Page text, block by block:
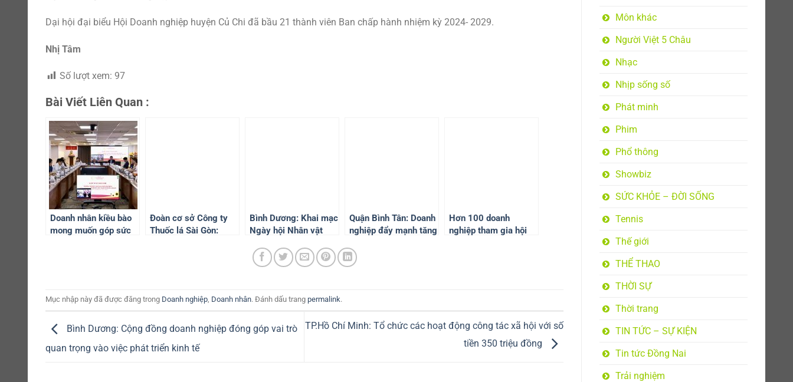
Dại hội đại biểu Hội Doanh nghiệp huyện Củ Chi đã bầu 21 thành viên Ban chấp hành nhiệm kỳ 2024- 2029.
Nhị Tâm
Số lượt xem: 97
Bài Viết Liên Quan :
Doanh nhân kiều bào
mong muốn góp sức
Đoàn cơ sở Công ty
Thuốc lá Sài Gòn:
Bình Dương: Khai mạc
Ngày hội Nhân vật
quyền Việt Nam –
Hàn Quốc năm 2024
Quận Bình Tân: Doanh
nghiệp đẩy mạnh tăng
và hiệu quả
Hơn 100 doanh
nghiệp tham gia hội
Mục nhập này đã được đăng trong Doanh nghiệp Doanh nhân. Đánh dấu trang permalink.
Bình Dương: Cộng đồng doanh nghiệp đóng góp vai trò
quan trọng vào việc phát triển kinh tế
TP.Hồ Chí Minh: Tổ chức các hoạt động công tác xã hội với số
tiền 350 triệu đồng
Môn khác
Người Việt 5 Châu
Nhạc
Nhịp sống số
Phát minh
Phim
Phổ thông
Showbiz
SỨC KHỎE – ĐỜI SỐNG
Tennis
Thế giới
THỂ THAO
THỜI SỰ
Thời trang
TIN TỨC – SỰ KIỆN
Tin tức Đồng Nai
Trải nghiệm